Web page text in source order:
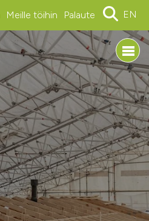
Meille töihin Palaute EN